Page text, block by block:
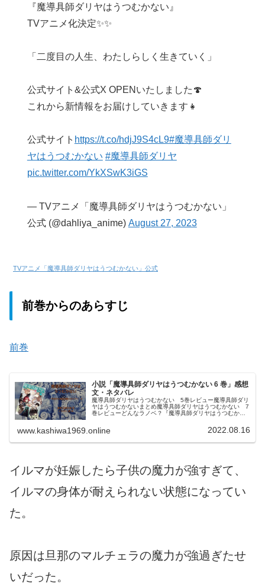
『魔導具師ダリヤはうつむかない』
TVアニメ化決定✨✨
「二度目の人生、わたしらしく生きていく」
公式サイト&公式X OPENいたしました🍄
これから新情報をお届けしていきます👧
公式サイト https://t.co/hdjJ9S4cL9#魔導具師ダリ
ヤはうつむかない #魔導具師ダリヤ
pic.twitter.com/YkXSwK3iGS
— TVアニメ「魔導具師ダリヤはうつむかない」
公式 (@dahliya_anime) August 27, 2023
TVアニメ「魔導具師ダリヤはうつむかない」公式
前巻からのあらすじ
前巻
小説「魔導具師ダリヤはうつむかない 6 巻」感想
文・ネタバレ
魔導具師ダリヤはうつむかない 5巻レビュー魔導具師ダリ
ヤはうつむかないまとめ魔導具師ダリヤはうつむかない 7
巻レビューどんなラノベ？『魔導具師ダリヤはうつむかな
ライトノベルで、転生者...
www.kashiwa1969.online 2022.08.16
イルマが妊娠したら子供の魔力が強すぎて、
イルマの身体が耐えられない状態になってい
た。
原因は旦那のマルチェラの魔力が強過ぎたせ
いだった。